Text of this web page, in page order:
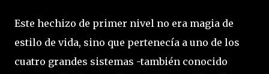
Este hechizo de primer nivel no era magia de
estilo de vida, sino que pertenecía a uno de los
cuatro grandes sistemas -también conocido